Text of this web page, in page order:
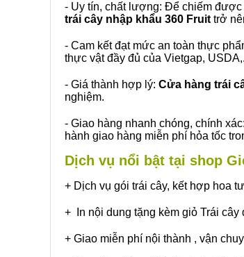
- Uy tín, chất lượng: Để chiếm được
trái cây nhập khẩu 360 Fruit trở
- Cam kết đạt mức an toàn thực
thực vật đầy đủ của Vietgap,
- Giá thành hợp lý: Cửa hàng trái
nghiệm.
- Giao hàng nhanh chóng, chính
hành giao hàng miễn phí hỏa tốc
Dịch vụ nổi bật tại shop
+ Dịch vụ gói trái cây, kết hợp hoa
+ In nội dung tặng kèm giỏ Trái
+ Giao miễn phí nội thành , vận